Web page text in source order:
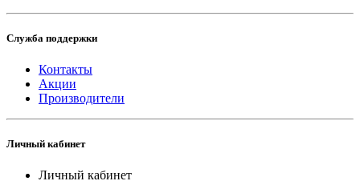
Служба поддержки
Контакты
Акции
Производители
Личный кабинет
Личный кабинет